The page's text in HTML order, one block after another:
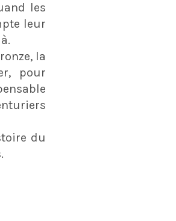
les
leur
la
pour
du